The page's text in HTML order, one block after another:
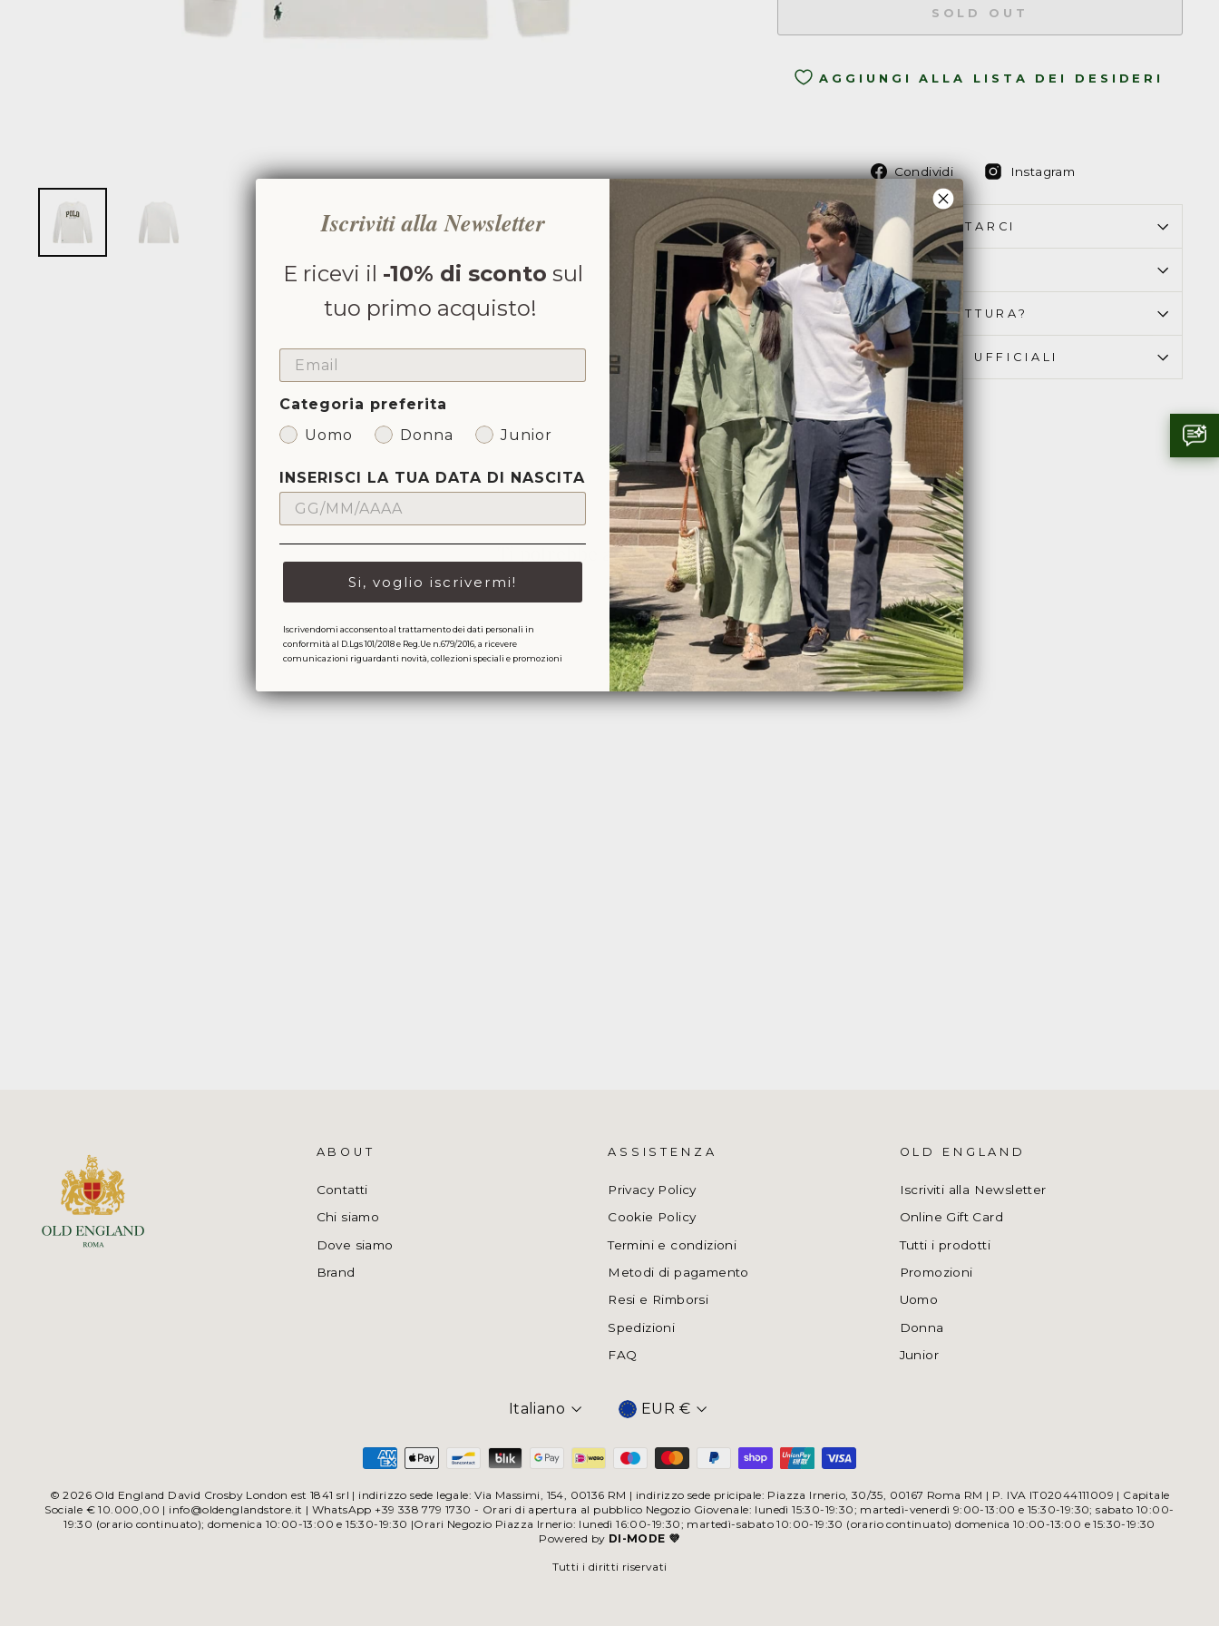
SOLD OUT
AGGIUNGI ALLA LISTA DEI DESIDERI
Condividi
Condividi
Facebook
Instagram
Instagram
COME PUOI CONTATTARCI
CONSEGNA & RESO
HAI BISOGNO DI FATTURA?
SIAMO RIVENDITORI UFFICIALI
Ti potrebbe anche piacere
Sold Out
ABOUT
Contatti
Chi siamo
Dove siamo
Brand
ASSISTENZA
Privacy Policy
Cookie Policy
Termini e condizioni
Metodi di pagamento
Resi e Rimborsi
Spedizioni
FAQ
OLD ENGLAND
Iscriviti alla Newsletter
Online Gift Card
Tutti i prodotti
Promozioni
Uomo
Donna
Junior
Italiano Valuta
EUR €
© 2026 Old England David Crosby London est 1841 srl | indirizzo sede legale: Via Massimi, 154, 00136 RM | indirizzo sede pricipale: Piazza Irnerio, 30/35, 00167 Roma RM | P. IVA IT02044111009 | Capitale
Sociale € 10.000,00 | info@oldenglandstore.it | WhatsApp +39 338 779 1730 - Orari di apertura al pubblico Negozio Giovenale: lunedì 15:30-19:30; martedì-venerdì 9:00-13:00 e 15:30-19:30; sabato 10:00-
19:30 (orario continuato); domenica 10:00-13:00 e 15:30-19:30 |Orari Negozio Piazza Irnerio: lunedì 16:00-19:30; martedì-sabato 10:00-19:30 (orario continuato) domenica 10:00-13:00 e 15:30-19:30
Powered by DI-MODE 💜
Tutti i diritti riservati
Iscriviti alla Newsletter
E ricevi il -10% di sconto sul
tuo primo acquisto!
EMAIL
Categoria preferita
Uomo
Donna Junior
INSERISCI LA TUA DATA DI NASCITA
Si, voglio iscrivermi!
Iscrivendomi acconsento al trattamento dei dati personali in
conformità al D.Lgs 101/2018 e Reg.Ue n.679/2016, a ricevere
comunicazioni riguardanti novità, collezioni speciali e promozioni